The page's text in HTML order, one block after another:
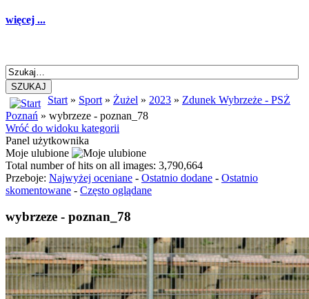
więcej ...
SZUKAJ
Start » Sport » Żużel » 2023 » Zdunek Wybrzeże - PSŻ
Poznań » wybrzeze - poznan_78
Wróć do widoku kategorii
Panel użytkownika
Moje ulubione
Total number of hits on all images: 3,790,664
Przeboje: Najwyżej oceniane - Ostatnio dodane - Ostatnio
skomentowane - Często oglądane
wybrzeze - poznan_78